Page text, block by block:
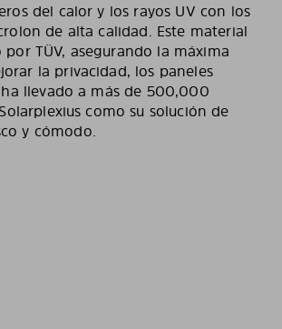
del calor y los rayos UV con los
de alta calidad. Este material
TÜV, asegurando la máxima
la privacidad, los paneles
llevado a más de 500,000
como su solución de
y cómodo.